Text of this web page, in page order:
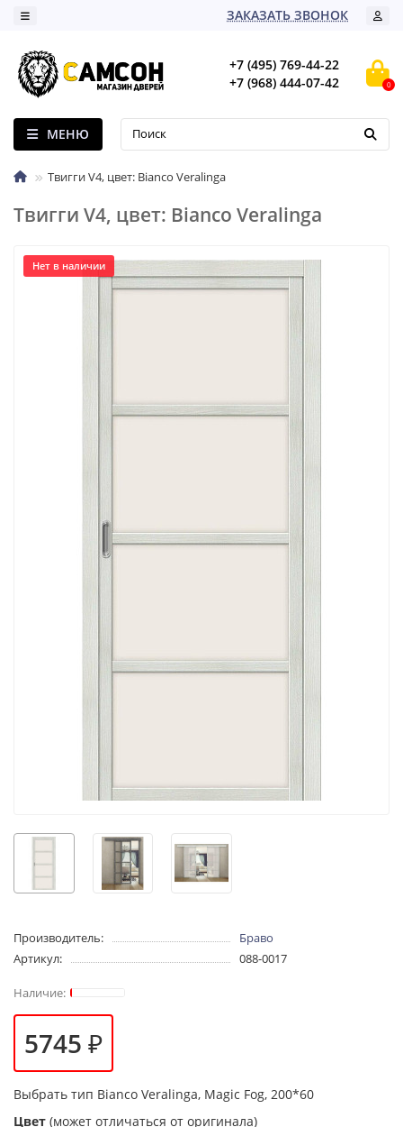
ЗАКАЗАТЬ ЗВОНОК
+7 (495) 769-44-22
+7 (968) 444-07-42
0
МЕНЮ
Твигги V4, цвет: Bianco Veralinga
Твигги V4, цвет: Bianco Veralinga
Нет в наличии
Производитель:
Браво
Артикул:
088-0017
5745 ₽
Выбрать тип Bianco Veralinga, Magic Fog, 200*60
Цвет (может отличаться от оригинала)